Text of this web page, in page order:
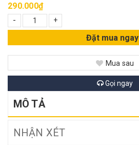
290.000₫
-
+
Đặt mua ngay
Mua sau
Gọi ngay
MÔ TẢ
NHẬN XÉT